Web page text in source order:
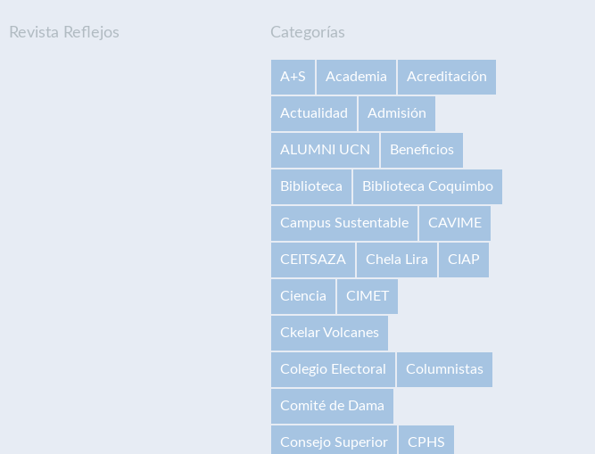
Revista Reflejos Categorías
A+S Academia Acreditación
Actualidad Admisión
ALUMNI UCN Beneficios
Biblioteca Biblioteca Coquimbo
Campus Sustentable CAVIME
CEITSAZA Chela Lira CIAP
Ciencia CIMET
Ckelar Volcanes
Colegio Electoral Columnistas
Comité de Dama
Consejo Superior CPHS